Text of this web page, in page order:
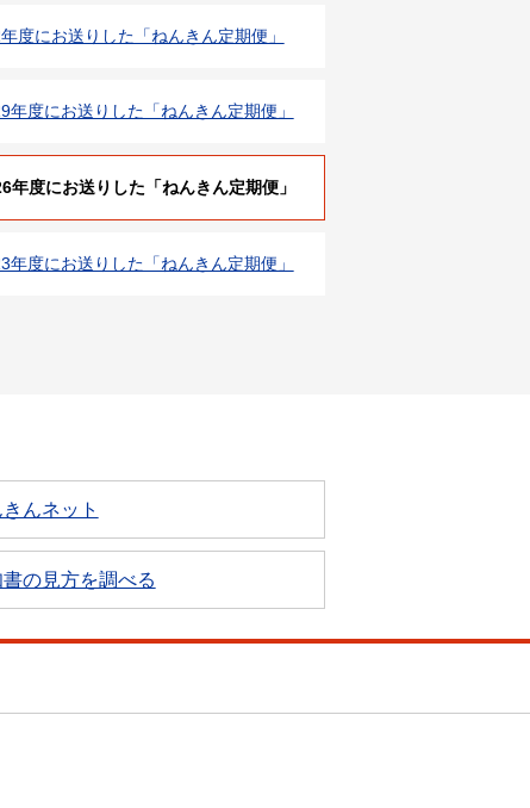
度にお送りした「ねんきん定期便」
年度にお送りした「ねんきん定期便」
年度にお送りした「ねんきん定期便」
年度にお送りした「ねんきん定期便」
んネット
の見方を調べる